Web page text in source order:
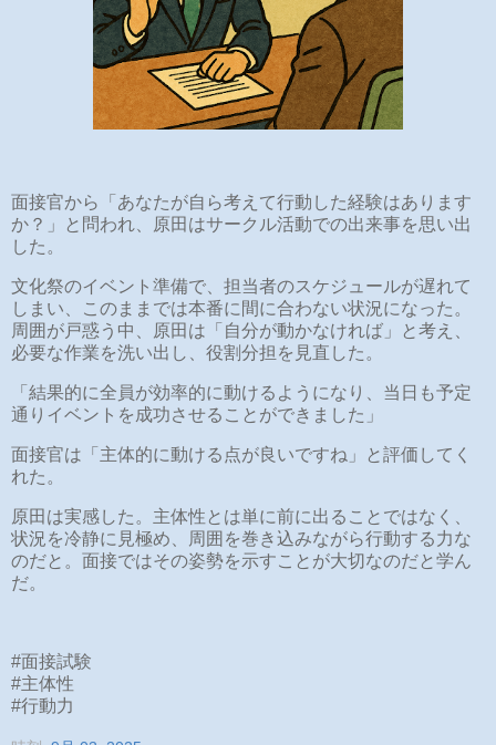
面接官から「あなたが自ら考えて行動した経験はあります
か？」と問われ、原田はサークル活動での出来事を思い出
した。
文化祭のイベント準備で、担当者のスケジュールが遅れて
しまい、このままでは本番に間に合わない状況になった。
周囲が戸惑う中、原田は「自分が動かなければ」と考え、
必要な作業を洗い出し、役割分担を見直した。
「結果的に全員が効率的に動けるようになり、当日も予定
通りイベントを成功させることができました」
面接官は「主体的に動ける点が良いですね」と評価してく
れた。
原田は実感した。主体性とは単に前に出ることではなく、
状況を冷静に見極め、周囲を巻き込みながら行動する力な
のだと。面接ではその姿勢を示すことが大切なのだと学ん
だ。
#面接試験
#主体性
#行動力